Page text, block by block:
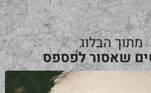
מתוך הבלוג
שאסור לפספס